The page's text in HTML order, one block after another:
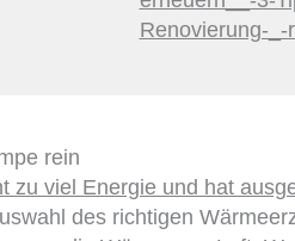
rein
zu viel Energie und hat
des richtigen